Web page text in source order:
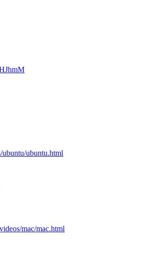
ubuntu.html
mac/mac.html